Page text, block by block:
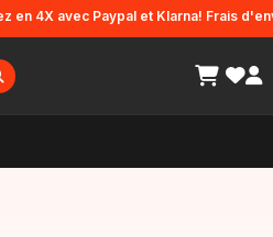
en 4X avec Paypal et Klarna! Frais